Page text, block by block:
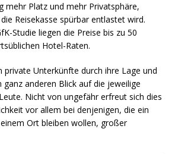
mehr Platz und mehr Privatsphäre,
Reisekasse spürbar entlastet wird.
Studie liegen die Preise bis zu 50
Hotel-Raten.
Unterkünfte durch ihre Lage und
anderen Blick auf die jeweilige
Nicht von ungefähr erfreut sich dies
vor allem bei denjenigen, die ein
Ort bleiben wollen, großer